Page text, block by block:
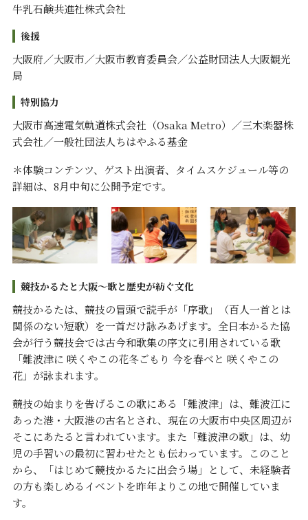
牛乳石鹸共進社株式会社
後援
大阪府／大阪市／大阪市教育委員会／公益財団法人大阪観光
局
特別協力
大阪市高速電気軌道株式会社（Osaka Metro）／三木楽器株
式会社／一般社団法人ちはやふる基金
＊体験コンテンツ、ゲスト出演者、タイムスケジュール等の
詳細は、8月中旬に公開予定です。
競技かるたと大阪～歌と歴史が紡ぐ文化
競技かるたは、競技の冒頭で読手が「序歌」（百人一首とは
関係のない短歌）を一首だけ詠みあげます。全日本かるた協
会が行う競技会では古今和歌集の序文に引用されている歌
「難波津に 咲くやこの花冬ごもり 今を春べと 咲くやこの
花」が詠まれます。
競技の始まりを告げるこの歌にある「難波津」は、難波江に
あった港・大阪港の古名とされ、現在の大阪市中央区周辺が
そこにあたると言われています。また「難波津の歌」は、幼
児の手習いの最初に習わせたとも伝わっています。このこと
から、「はじめて競技かるたに出会う場」として、未経験者
の方も楽しめるイベントを昨年よりこの地で開催していま
す。